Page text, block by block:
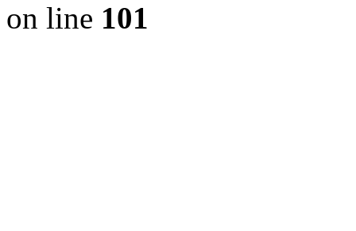
on line 101